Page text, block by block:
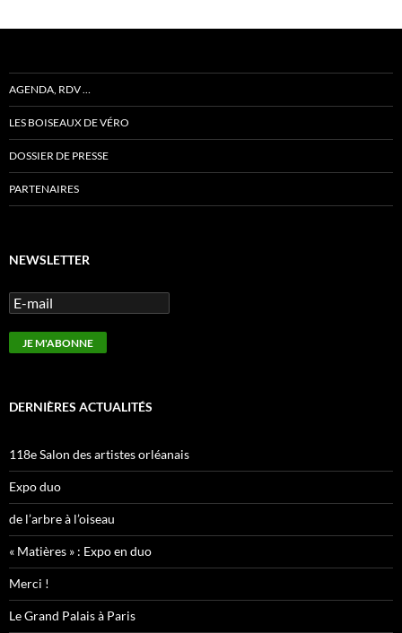
AGENDA, RDV …
LES BOISEAUX DE VÉRO
DOSSIER DE PRESSE
PARTENAIRES
NEWSLETTER
DERNIÈRES ACTUALITÉS
118e Salon des artistes orléanais
Expo duo
de l’arbre à l’oiseau
« Matières » : Expo en duo
Merci !
Le Grand Palais à Paris